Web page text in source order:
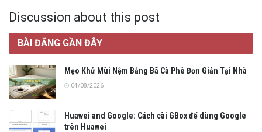
Discussion about this post
BÀI ĐĂNG GẦN ĐÂY
Mẹo Khử Mùi Nệm Bằng Bã Cà Phê Đơn Giản Tại Nhà
04/08/2026
Huawei and Google: Cách cài GBox để dùng Google
trên Huawei